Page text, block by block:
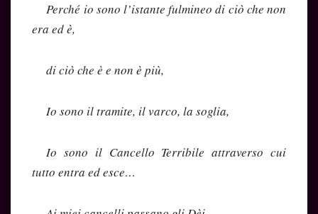
Perché io sono l’istante fulmineo di ciò che non
era ed è,
di ciò che è e non è più,
Io sono il tramite, il varco, la soglia,
Io sono il Cancello Terribile attraverso cui
tutto entra ed esce…